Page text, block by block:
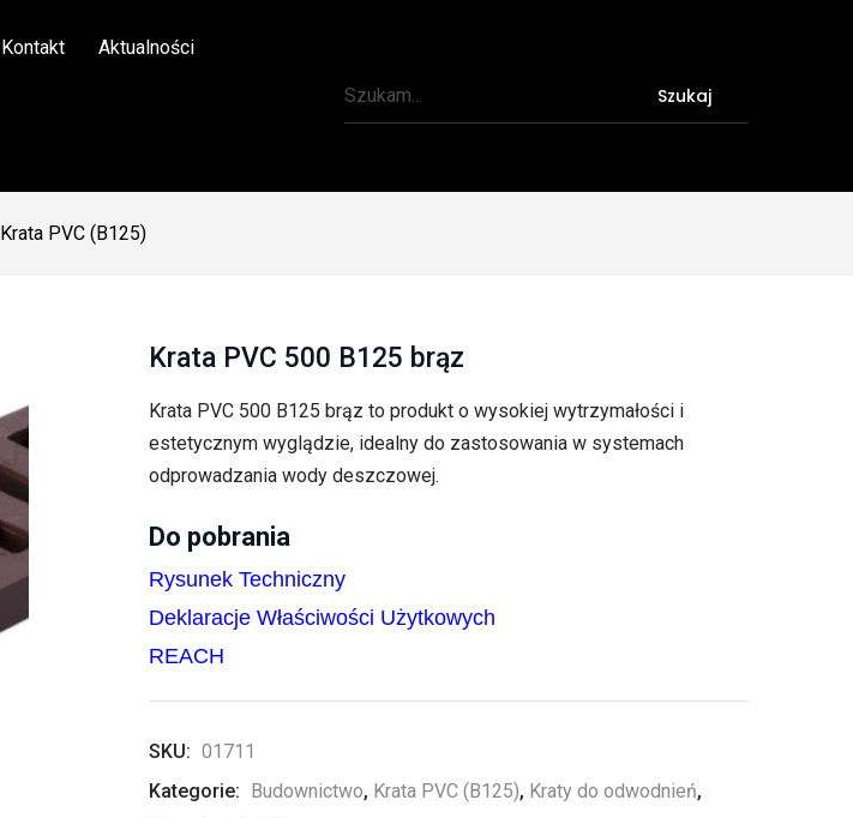
Kontakt Aktualności
Szukaj
Krata PVC (B125)
Krata PVC 500 B125 brąz
Krata PVC 500 B125 brąz to produkt o wysokiej wytrzymałości i
estetycznym wyglądzie, idealny do zastosowania w systemach
odprowadzania wody deszczowej.
Do pobrania
Rysunek Techniczny
Deklaracje Właściwości Użytkowych
REACH
SKU: 01711
Kategorie: Budownictwo, Krata PVC (B125), Kraty do odwodnień,